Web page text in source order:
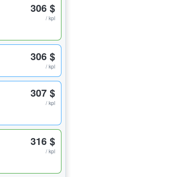
306 $
/ kpl
306 $
/ kpl
307 $
/ kpl
316 $
/ kpl